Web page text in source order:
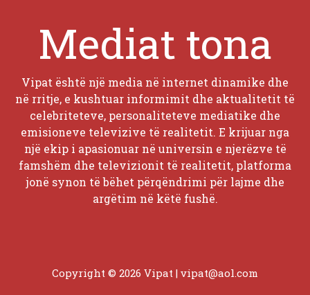
Mediat tona
Vipat është një media në internet dinamike dhe
në rritje, e kushtuar informimit dhe aktualitetit të
celebriteteve, personaliteteve mediatike dhe
emisioneve televizive të realitetit. E krijuar nga
një ekip i apasionuar në universin e njerëzve të
famshëm dhe televizionit të realitetit, platforma
jonë synon të bëhet përqëndrimi për lajme dhe
argëtim në këtë fushë.
Copyright © 2026 Vipat | vipat@aol.com